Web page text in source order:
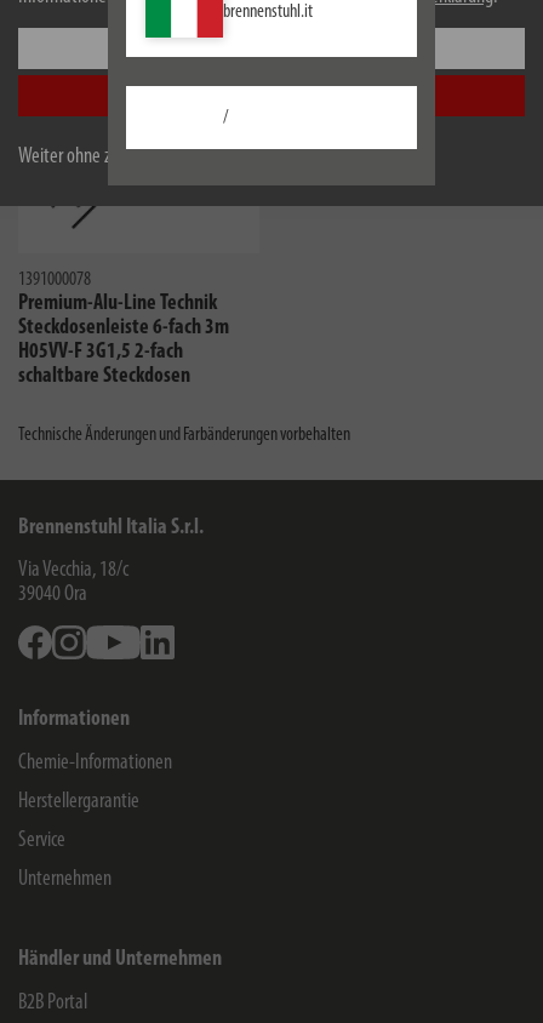
Weiter ohne zu akzeptieren
brennenstuhl.it
/
1391000078
Premium-Alu-Line Technik
Steckdosenleiste 6-fach 3m
H05VV-F 3G1,5 2-fach
schaltbare Steckdosen
Technische Änderungen und Farbänderungen vorbehalten
Brennenstuhl Italia S.r.l.
Via Vecchia, 18/c
39040Ora
FacebookInstagramYoutube
Informationen
Chemie-Informationen
Herstellergarantie
Service
Unternehmen
Händler und Unternehmen
B2B Portal